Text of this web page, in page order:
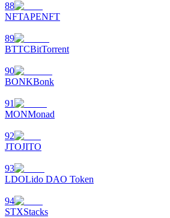
88
NFTAPENFT
89
BTTCBitTorrent
90
BONKBonk
91
MONMonad
92
JTOJITO
93
LDOLido DAO Token
94
STXStacks